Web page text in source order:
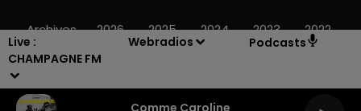
Live :
CHAMPAGNE FM
Webradios Podcasts
Comme Caroline
Archives 2026 2025 2024 2023 2022